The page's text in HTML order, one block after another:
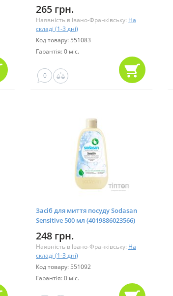
265 грн.
Наявність в Івано-Франківську: На
складі (1-3 дні)
Код товару: 551083
Гарантія: 0 міс.
0
Засіб для миття посуду Sodasan
Sensitive 500 мл (4019886023566)
248 грн.
Наявність в Івано-Франківську: На
складі (1-3 дні)
Код товару: 551092
Гарантія: 0 міс.